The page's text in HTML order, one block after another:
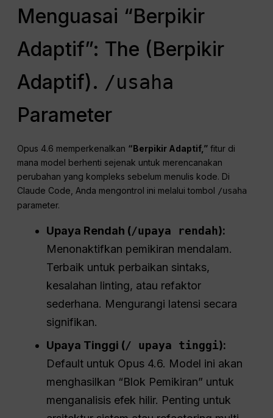
Menguasai “Berpikir
Adaptif”: The (Berpikir
Adaptif). /usaha
Parameter
Opus 4.6 memperkenalkan “Berpikir Adaptif,” fitur di
mana model berhenti sejenak untuk merencanakan
perubahan yang kompleks sebelum menulis kode. Di
Claude Code, Anda mengontrol ini melalui tombol /usaha
parameter.
Upaya Rendah (/upaya rendah):
Menonaktifkan pemikiran mendalam.
Terbaik untuk perbaikan sintaks,
kesalahan linting, atau refaktor
sederhana. Mengurangi latensi secara
signifikan.
Upaya Tinggi (/ upaya tinggi):
Default untuk Opus 4.6. Model ini akan
menghasilkan “Blok Pemikiran” untuk
menganalisis efek hilir. Penting untuk